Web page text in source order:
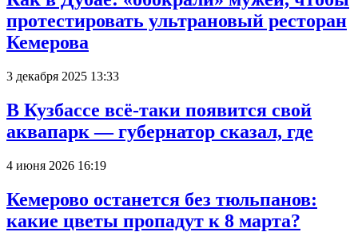
протестировать ультрановый ресторан
Кемерова
3 декабря 2025 13:33
В Кузбассе всё-таки появится свой
аквапарк — губернатор сказал, где
4 июня 2026 16:19
Кемерово останется без тюльпанов:
какие цветы пропадут к 8 марта?